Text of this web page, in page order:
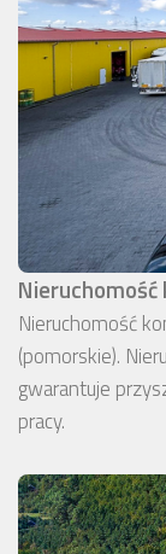
Nieruchomość
(pomorskie).
gwarantuje
pracy.